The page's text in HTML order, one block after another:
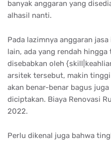
banyak anggaran yang
alhasil nanti.
Pada lazimnya anggaran
lain, ada yang rendah
disebabkan oleh
arsitek tersebut, makin
akan benar-benar bagus
diciptakan. Biaya Renovasi
2022.
Perlu dikenal juga bahwa